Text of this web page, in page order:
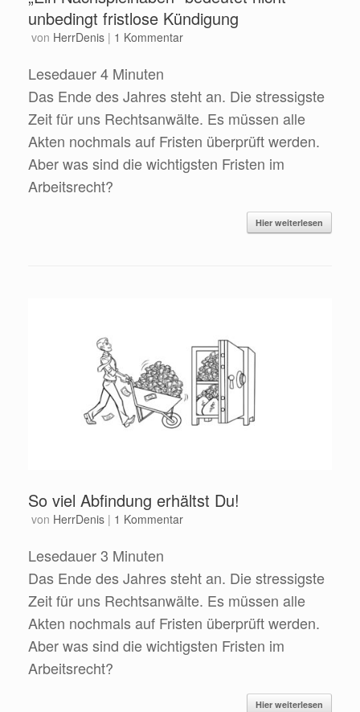
unbedingt fristlose Kündigung
von HerrDenis | 1 Kommentar
Lesedauer4 Minuten
Das Ende des Jahres steht an. Die stressigste
Zeit für uns Rechtsanwälte. Es müssen alle
Akten nochmals auf Fristen überprüft werden.
Aber was sind die wichtigsten Fristen im
Arbeitsrecht?
Hier weiterlesen
So viel Abfindung erhältst Du!
von HerrDenis | 1 Kommentar
Lesedauer3 Minuten
Das Ende des Jahres steht an. Die stressigste
Zeit für uns Rechtsanwälte. Es müssen alle
Akten nochmals auf Fristen überprüft werden.
Aber was sind die wichtigsten Fristen im
Arbeitsrecht?
Hier weiterlesen